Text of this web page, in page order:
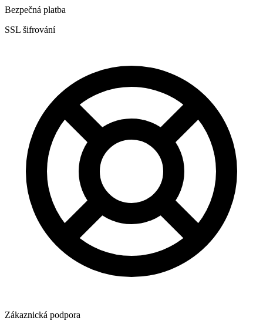
Bezpečná platba
SSL šifrování
Zákaznická podpora